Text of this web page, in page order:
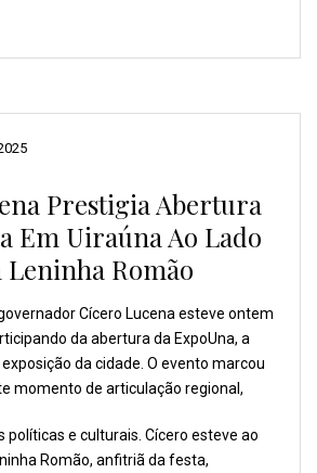
Prestigia Abertura
Em Uiraúna Ao Lado
Leninha Romão
Cícero Lucena esteve ontem
da abertura da ExpoUna, a
exposição da cidade. O evento marcou
momento de articulação regional,
políticas e culturais. Cícero esteve ao
Romão, anfitriã da festa,